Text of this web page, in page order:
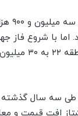
اما با شروع فاز
شد و در پایان
روانه شدن بخشی از تقاضای
به‌عنوان منطقه پیشتاز